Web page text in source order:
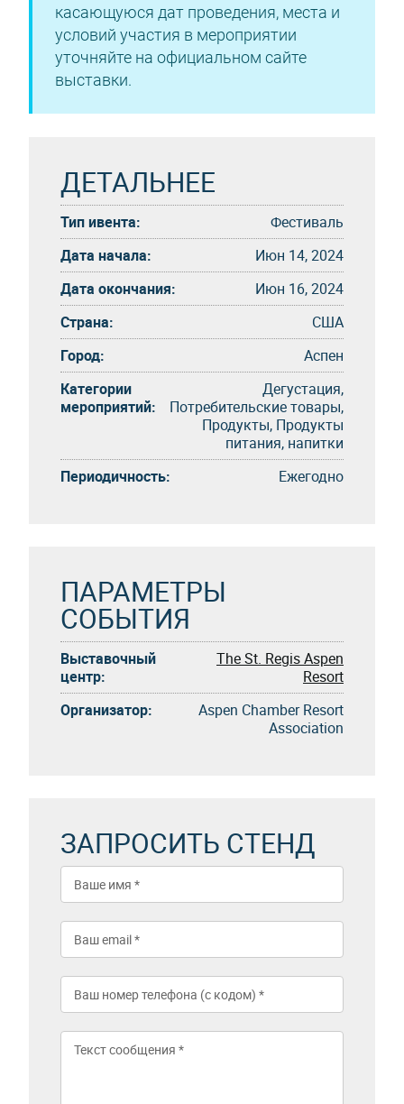
касающуюся дат проведения, места и
условий участия в мероприятии
уточняйте на официальном сайте
выставки.
ДЕТАЛЬНЕЕ
Тип ивента:
Фестиваль
Дата начала:
Июн 14, 2024
Дата окончания:
Июн 16, 2024
Страна:
США
Город:
Аспен
Категории
мероприятий:
Дегустация,
Потребительские товары,
Продукты, Продукты
питания, напитки
Периодичность:
Eжегоднo
ПАРАМЕТРЫ
СОБЫТИЯ
Выставочный
центр:
The St. Regis Aspen
Resort
Организатор:
Aspen Chamber Resort
Association
ЗАПРОСИТЬ СТЕНД